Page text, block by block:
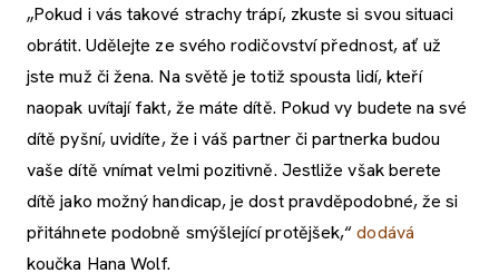
„Pokud i vás takové strachy trápí, zkuste si svou situaci
obrátit. Udělejte ze svého rodičovství přednost, ať už
jste muž či žena. Na světě je totiž spousta lidí, kteří
naopak uvítají fakt, že máte dítě. Pokud vy budete na své
dítě pyšní, uvidíte, že i váš partner či partnerka budou
vaše dítě vnímat velmi pozitivně. Jestliže však berete
dítě jako možný handicap, je dost pravděpodobné, že si
přitáhnete podobně smýšlející protějšek,“dodává
koučka Hana Wolf.